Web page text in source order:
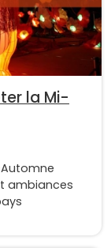
la Mi-
ambiances